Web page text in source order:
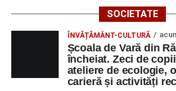
SOCIETATE
ÎNVĂȚĂMÂNT-CULTURĂ
Școala de Vară din
încheiat. Zeci de
ateliere de ecologie,
carieră și activități